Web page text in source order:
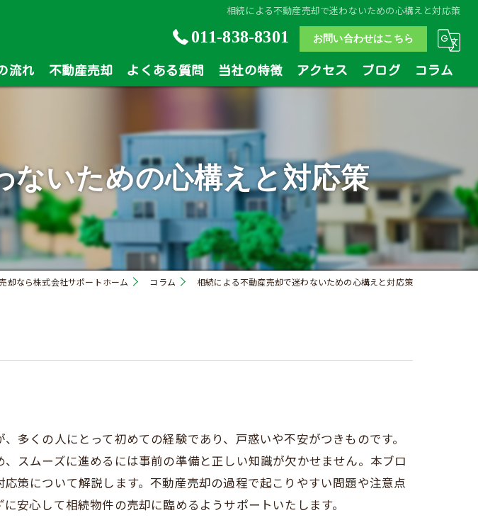
相続による不動産売却で迷わないための心構えと対応策
011-838-8301 お問い合わせはこちら
流れ 不動産売却 よくある質問 当社の特徴
戸建
マンション
相続
買い替え
アクセス ブログ コラム
ないための心構えと対応策
却なら株式会社サポートホーム コラム 相続による不動産売却で迷わないための心構えと対応策
多くの人にとって初めての経験であり、戸惑いや不安がつきものです。
スムーズに進めるには事前の準備と正しい知識が欠かせません。本ブロ
策について解説します。不動産売却の過程で起こりやすい問題や注意点
安心して相続物件の売却に臨めるようサポートいたします。